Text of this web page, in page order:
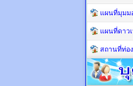
แผนที่มุมม
แผนที่ดาว
สถานที่ท่อ